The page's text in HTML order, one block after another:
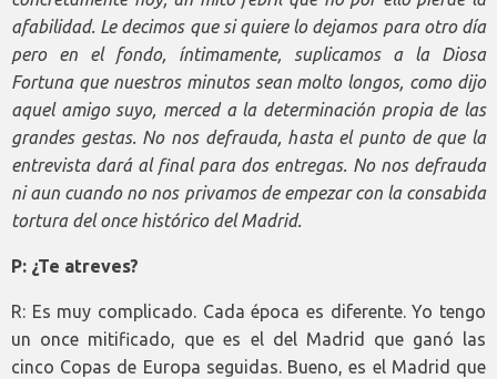
afabilidad. Le decimos que si quiere lo dejamos para otro día
pero en el fondo, íntimamente, suplicamos a la Diosa
Fortuna que nuestros minutos sean molto longos, como dijo
aquel amigo suyo, merced a la determinación propia de las
grandes gestas. No nos defrauda, hasta el punto de que la
entrevista dará al final para dos entregas. No nos defrauda
ni aun cuando no nos privamos de empezar con la consabida
tortura del once histórico del Madrid.
P: ¿Te atreves?
R: Es muy complicado. Cada época es diferente. Yo tengo
un once mitificado, que es el del Madrid que ganó las
cinco Copas de Europa seguidas. Bueno, es el Madrid que